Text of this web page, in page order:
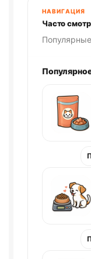
НАВИГАЦИЯ
Часто